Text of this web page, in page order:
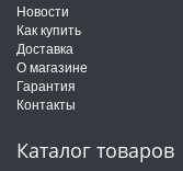
Новости
Как купить
Доставка
О магазине
Гарантия
Контакты
Каталог товаров